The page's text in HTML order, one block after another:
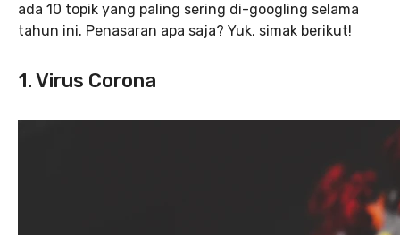
ada 10 topik yang paling sering di-googling selama
tahun ini. Penasaran apa saja? Yuk, simak berikut!
1. Virus Corona